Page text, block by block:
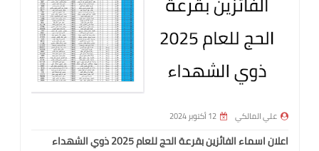
علي المالكي 12 أكتوبر 2024
اعلان اسماء الفائزين بقرعة الحج للعام 2025 ذوي الشهداء